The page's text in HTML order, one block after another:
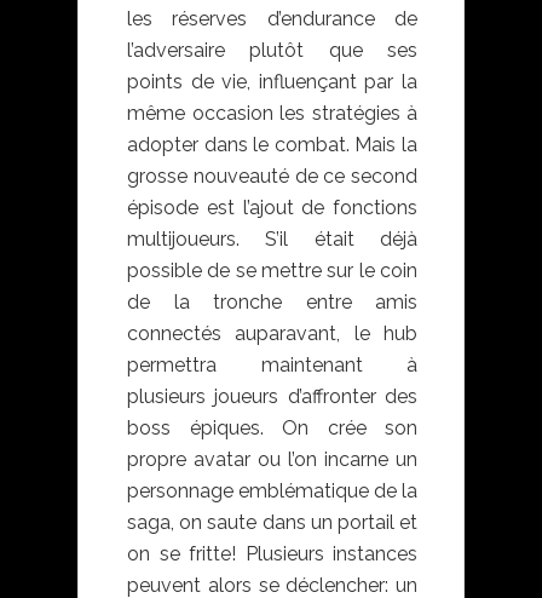
les réserves d’endurance de
l’adversaire plutôt que ses
points de vie, influençant par la
même occasion les stratégies à
adopter dans le combat. Mais la
grosse nouveauté de ce second
épisode est l’ajout de fonctions
multijoueurs. S’il était déjà
possible de se mettre sur le coin
de la tronche entre amis
connectés auparavant, le hub
permettra maintenant à
plusieurs joueurs d’affronter des
boss épiques. On crée son
propre avatar ou l’on incarne un
personnage emblématique de la
saga, on saute dans un portail et
on se fritte! Plusieurs instances
peuvent alors se déclencher: un